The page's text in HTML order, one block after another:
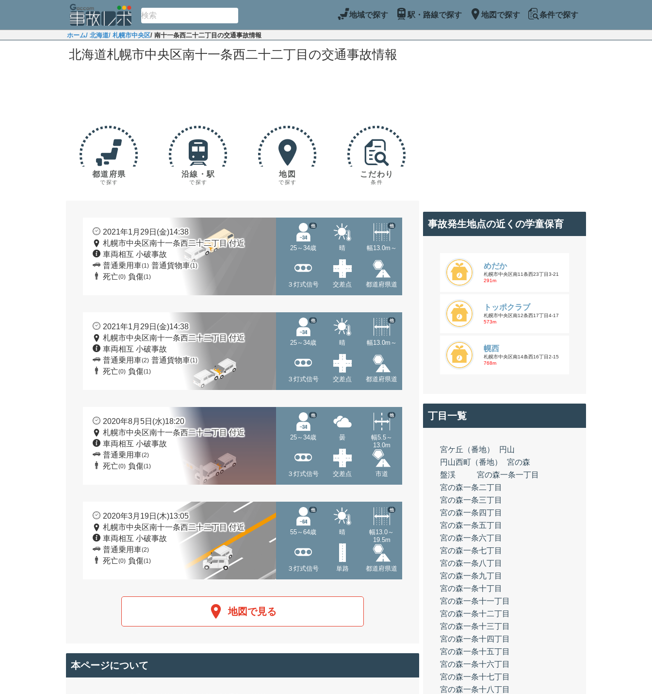
地域で探す 駅・路線で探す 地図で探す 条件で探す
ホーム/ 北海道/ 札幌市中央区/ 南十一条西二十二丁目の交通事故情報
北海道札幌市中央区南十一条西二十二丁目の交通事故情報
都道府県
で探す
沿線・駅
で探す
地図
で探す
こだわり
条件
2021年1月29日(金)14:38
札幌市中央区南十一条西二十二丁目 付近
車両相互 小破事故
普通乗用車(1) 普通貨物車(1)
死亡(0) 負傷(1)
25～34歳
他
晴 幅13.0m～
他
３灯式信号 交差点 都道府県道
2021年1月29日(金)14:38
札幌市中央区南十一条西二十二丁目 付近
車両相互 小破事故
普通乗用車(2) 普通貨物車(1)
死亡(0) 負傷(1)
25～34歳
他
晴 幅13.0m～
他
３灯式信号 交差点 都道府県道
2020年8月5日(水)18:20
札幌市中央区南十一条西二十二丁目 付近
車両相互 小破事故
普通乗用車(2)
死亡(0) 負傷(1)
25～34歳
他
曇
幅5.5～
13.0m
他
３灯式信号 交差点 市道
2020年3月19日(木)13:05
札幌市中央区南十一条西二十二丁目 付近
車両相互 小破事故
普通乗用車(2)
死亡(0) 負傷(1)
55～64歳
他
晴
幅13.0～
19.5m
他
３灯式信号 単路 都道府県道
地図で見る
本ページについて
事故発生地点の近くの学童保育
めだか
札幌市中央区南11条西23丁目3-21
291m
トッポクラブ
札幌市中央区南12条西17丁目4-17
573m
幌西
札幌市中央区南14条西16丁目2-15
768m
丁目一覧
宮ケ丘（番地）
円山
円山西町（番地）
宮の森
盤渓
宮の森一条一丁目
宮の森一条二丁目
宮の森一条三丁目
宮の森一条四丁目
宮の森一条五丁目
宮の森一条六丁目
宮の森一条七丁目
宮の森一条八丁目
宮の森一条九丁目
宮の森一条十丁目
宮の森一条十一丁目
宮の森一条十二丁目
宮の森一条十三丁目
宮の森一条十四丁目
宮の森一条十五丁目
宮の森一条十六丁目
宮の森一条十七丁目
宮の森一条十八丁目